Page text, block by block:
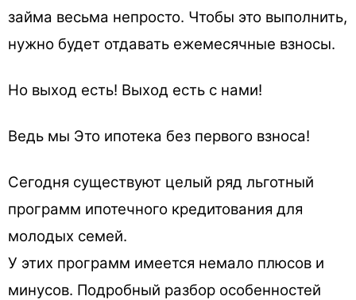
займа весьма непросто. Чтобы это выполнить,
нужно будет отдавать ежемесячные взносы.
Но выход есть! Выход есть с нами!
Ведь мы Это ипотека без первого взноса!
Сегодня существуют целый ряд льготный
программ ипотечного кредитования для
молодых семей.
У этих программ имеется немало плюсов и
минусов. Подробный разбор особенностей